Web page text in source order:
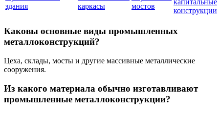
здания
каркасы
мостов
капитальные
конструкции
Каковы основные виды промышленных
металлоконструкций?
Цеха, склады, мосты и другие массивные металлические
сооружения.
Из какого материала обычно изготавливают
промышленные металлоконструкции?